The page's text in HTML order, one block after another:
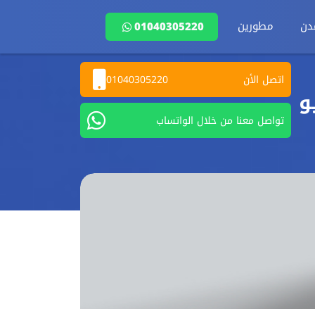
مطورين 01040305220
اتصل الأن 01040305220
تواصل معنا من خلال الواتساب